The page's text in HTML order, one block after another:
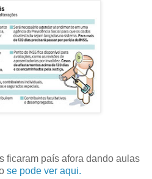
ficaram país afora dando aulas
se pode ver aqui.